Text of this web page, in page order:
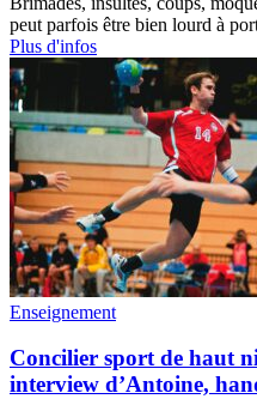
peut parfois être bien lourd à
Plus d'infos
Enseignement
Concilier sport de haut
interview d’Antoine,